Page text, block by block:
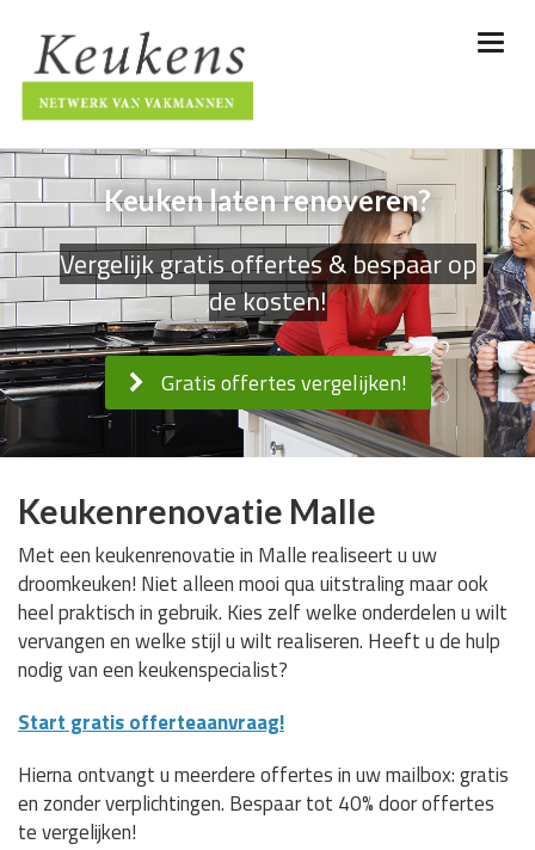
Keuken laten renoveren?
Vergelijk gratis offertes & bespaar op
de kosten!
Gratis offertes vergelijken!
Keukenrenovatie Malle
Met een keukenrenovatie in Malle realiseert u uw
droomkeuken! Niet alleen mooi qua uitstraling maar ook
heel praktisch in gebruik. Kies zelf welke onderdelen u wilt
vervangen en welke stijl u wilt realiseren. Heeft u de hulp
nodig van een keukenspecialist?
Start gratis offerteaanvraag!
Hierna ontvangt u meerdere offertes in uw mailbox: gratis
en zonder verplichtingen. Bespaar tot 40% door offertes
te vergelijken!